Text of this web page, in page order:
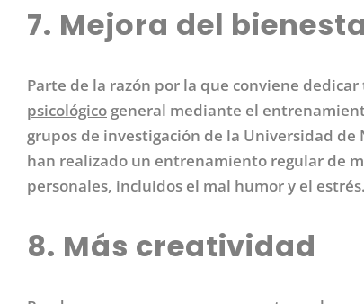
7. Mejora del
Parte de la razón por la que conviene
psicológico general mediante el
grupos de investigación de la Universidad
han realizado un entrenamiento regular de
personales, incluidos el mal humor y el estrés.
8. Más creatividad